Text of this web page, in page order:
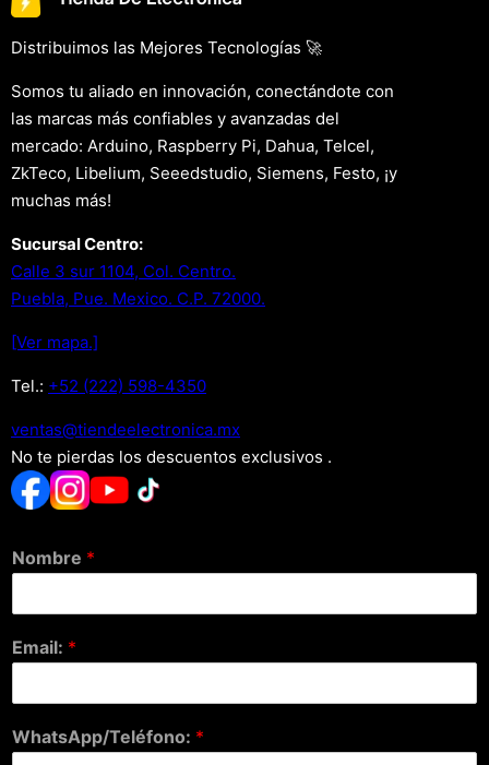
Distribuimos las Mejores Tecnologías 🚀
Somos tu aliado en innovación, conectándote con
las marcas más confiables y avanzadas del
mercado: Arduino, Raspberry Pi, Dahua, Telcel,
ZkTeco, Libelium, Seeedstudio, Siemens, Festo, ¡y
muchas más!
Sucursal Centro:
Calle 3 sur 1104, Col. Centro.
Puebla, Pue. Mexico. C.P. 72000.
[Ver mapa.]
Tel.: +52 (222) 598-4350
xm.acinortceleedneit@satnev
No te pierdas los descuentos exclusivos .
Nombre *
Email: *
WhatsApp/Teléfono: *